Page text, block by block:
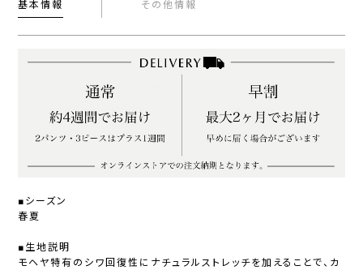
基本情報 その他情報
■シーズン
春夏
■生地説明
モヘヤ特有のシワ回復性にナチュラルストレッチを加えることで、カ